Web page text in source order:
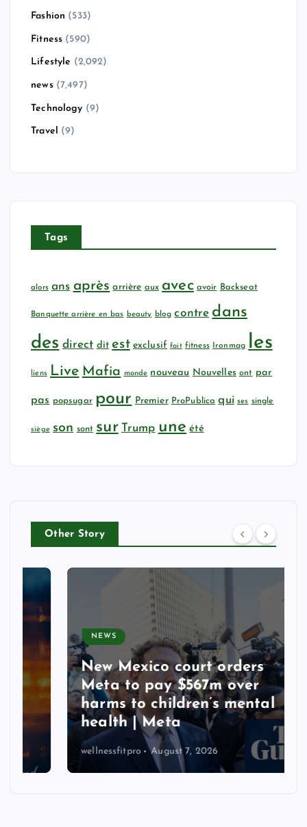
Fashion (533)
Fitness (590)
Lifestyle (2,092)
news(7,497)
Technology (9)
Travel (9)
Tags
alors ans après arrière aux avec avoir Backseat
Banquette arrière en bas beauty blog contre dans
des direct dit est exclusif fait fitness Ironmag les
liens Live Mafia monde nouveau Nouvelles ont par
pas popsugar pour Premier ProPublica qui ses single
siège son sont sur Trump une été
Other Story
NEWS
New Mexico court orders
Meta to pay $567m over
harms to children’s mental
health | Meta
wellnessfitpro August 7, 2026